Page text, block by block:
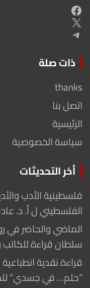
Facebook
X
Telegram
ذات صلة
thanks
اتصل بنا
الرئيسية
سياسة الخصوصية
أخر التحديثات
فلسطينية الأدب
الفلسطيني ل أ. د.
الماضي والحاضر في
سلطان قراءة للكاتب
قراءة نقدية
“حلم… في جسدي”